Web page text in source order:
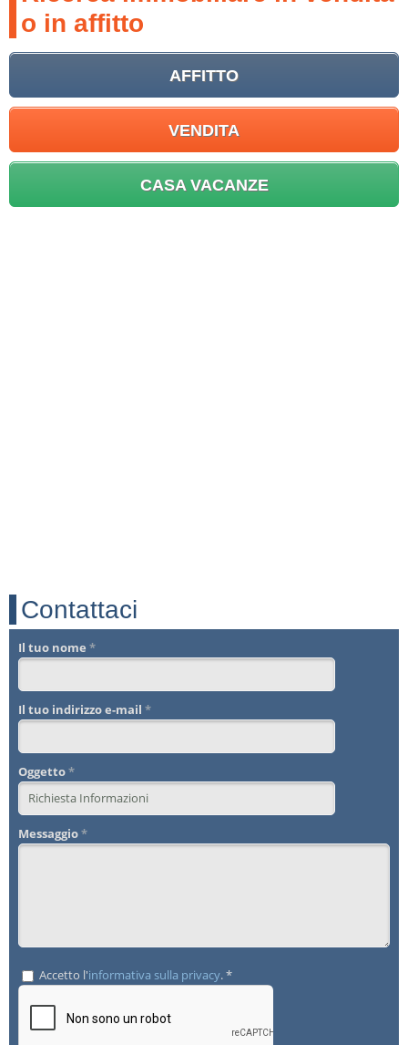
o in affitto
AFFITTO
VENDITA
CASA VACANZE
Contattaci
Il tuo nome *
Il tuo indirizzo e-mail *
Oggetto*
Messaggio*
Accetto l'informativa sulla privacy. *